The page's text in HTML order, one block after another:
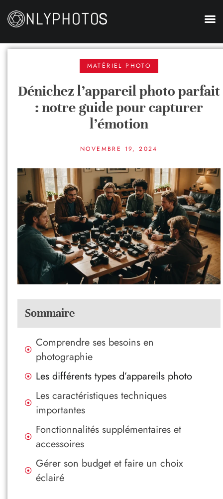
MATÉRIEL PHOTO
Dénichez l’appareil photo parfait
: notre guide pour capturer
l’émotion
NOVEMBRE 19, 2024
Sommaire
Comprendre ses besoins en
photographie
Les différents types d’appareils photo
Les caractéristiques techniques
importantes
Fonctionnalités supplémentaires et
accessoires
Gérer son budget et faire un choix
éclairé